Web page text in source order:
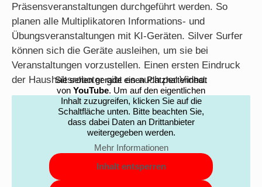
Präsensveranstaltungen durchgeführt werden. So
planen alle Multiplikatoren Informations- und
Übungsveranstaltungen mit KI-Geräten. Silver Surfer
können sich die Geräte ausleihen, um sie bei
Veranstaltungen vorzustellen. Einen ersten Eindruck
der Haushaltsroboter gibt es auch per Video.
Sie sehen gerade einen Platzhalterinhalt
von YouTube. Um auf den eigentlichen
Inhalt zuzugreifen, klicken Sie auf die
Schaltfläche unten. Bitte beachten Sie,
dass dabei Daten an Drittanbieter
weitergegeben werden.
Mehr Informationen
Inhalt entsperren